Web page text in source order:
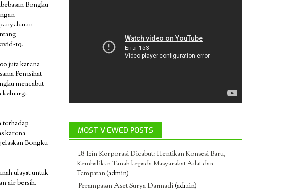
Bongku
19.
juta karena
Penasihat
mencabut
keluarga
terhadap
karena
Bongku
ulayat untuk
air bersih.
MOST VIEWED POSTS
28 Izin Korporasi Dicabut: Hentikan Konsesi Baru,
Kembalikan Tanah kepada Masyarakat Adat dan
Tempatan(admin)
Perampasan Aset Surya Darmadi(admin)